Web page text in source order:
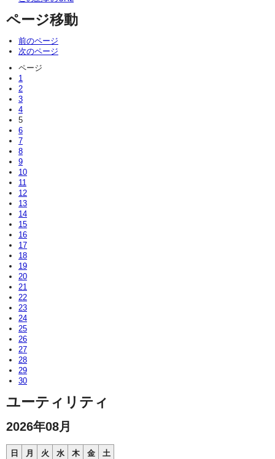
ページ移動
前のページ
次のページ
ページ
1
2
3
4
5
6
7
8
9
10
11
12
13
14
15
16
17
18
19
20
21
22
23
24
25
26
27
28
29
30
ユーティリティ
2026年08月
日 月 火 水 木 金
土